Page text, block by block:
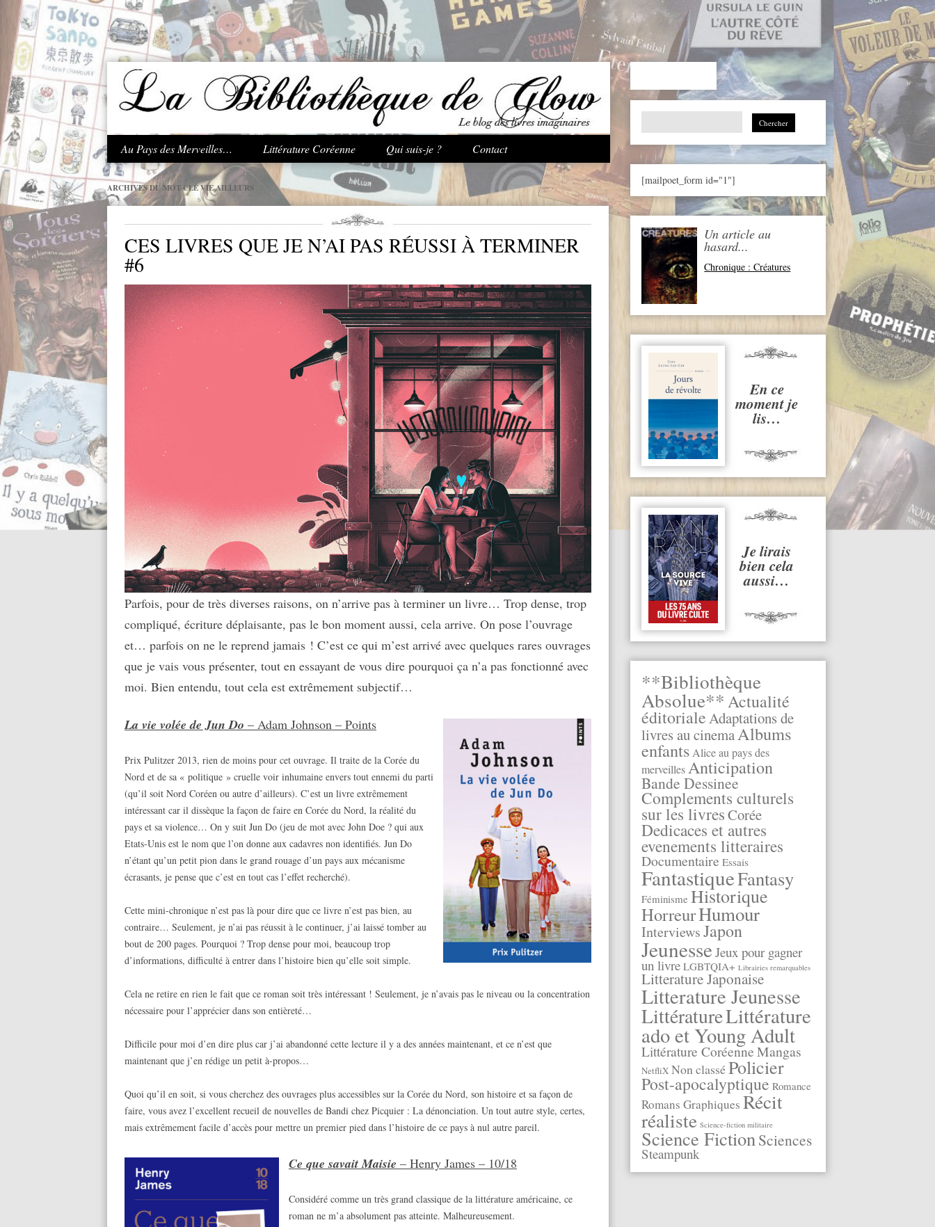
.
Aller au contenu principal
Au Pays des Merveilles… Littérature Coréenne Qui suis-je ? Contact
Search
[mailpoet_form id="1"]
Un article au
hasard...
Chronique : Créatures
En ce
moment je
lis…
Je lirais
bien cela
aussi…
**Bibliothèque
Absolue**Actualité
éditorialeAdaptations de
livres au cinemaAlbums
enfantsAlice au pays des
merveillesAnticipation
Bande Dessinee
Complements culturels
sur les livresCorée
Dedicaces et autres
evenements litteraires
Documentaire Essais
FantastiqueFantasy
Féminisme Historique
HorreurHumour
InterviewsJapon
JeunesseJeux pour gagner
un livre LGBTQIA+ Librairies remarquables
Litterature Japonaise
Litterature Jeunesse
LittératureLittérature
ado et Young Adult
Littérature Coréenne Mangas
NetfliX Non classéPolicier
Post-apocalyptique Romance
Romans Graphiques Récit
réaliste Science-fiction militaire
Science FictionSciences
Steampunk
ARCHIVES DU MOT-CLÉVIE AILLEURS
CES LIVRES QUE JE N’AI PAS RÉUSSI À TERMINER
#6
Parfois, pour de très diverses raisons, on n’arrive pas à terminer un livre… Trop dense, trop
compliqué, écriture déplaisante, pas le bon moment aussi, cela arrive. On pose l’ouvrage
et… parfois on ne le reprend jamais ! C’est ce qui m’est arrivé avec quelques rares ouvrages
que je vais vous présenter, tout en essayant de vous dire pourquoi ça n’a pas fonctionné avec
moi. Bien entendu, tout cela est extrêmement subjectif…
La vie volée de Jun Do – Adam Johnson – Points
Prix Pulitzer 2013, rien de moins pour cet ouvrage. Il traite de la Corée du
Nord et de sa « politique » cruelle voir inhumaine envers tout ennemi du parti
(qu’il soit Nord Coréen ou autre d’ailleurs). C’est un livre extrêmement
intéressant car il dissèque la façon de faire en Corée du Nord, la réalité du
pays et sa violence… On y suit Jun Do (jeu de mot avec John Doe ? qui aux
Etats-Unis est le nom que l’on donne aux cadavres non identifiés. Jun Do
n’étant qu’un petit pion dans le grand rouage d’un pays aux mécanisme
écrasants, je pense que c’est en tout cas l’effet recherché).
Cette mini-chronique n’est pas là pour dire que ce livre n’est pas bien, au
contraire… Seulement, je n’ai pas réussit à le continuer, j’ai laissé tomber au
bout de 200 pages. Pourquoi ? Trop dense pour moi, beaucoup trop
d’informations, difficulté à entrer dans l’histoire bien qu’elle soit simple.
Cela ne retire en rien le fait que ce roman soit très intéressant ! Seulement, je n’avais pas le niveau ou la concentration
nécessaire pour l’apprécier dans son entièreté…
Difficile pour moi d’en dire plus car j’ai abandonné cette lecture il y a des années maintenant, et ce n’est que
maintenant que j’en rédige un petit à-propos…
Quoi qu’il en soit, si vous cherchez des ouvrages plus accessibles sur la Corée du Nord, son histoire et sa façon de
faire, vous avez l’excellent recueil de nouvelles de Bandi chez Picquier : La dénonciation. Un tout autre style, certes,
mais extrêmement facile d’accès pour mettre un premier pied dans l’histoire de ce pays à nul autre pareil.
Ce que savait Maisie – Henry James – 10/18
Considéré comme un très grand classique de la littérature américaine, ce
roman ne m’a absolument pas atteinte. Malheureusement.